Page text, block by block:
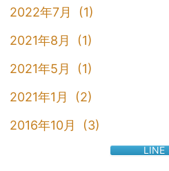
2022年7月 (1)
2021年8月 (1)
2021年5月 (1)
2021年1月 (2)
2016年10月 (3)
LINE